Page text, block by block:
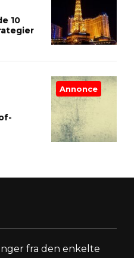
10
Annonce
fra den enkelte